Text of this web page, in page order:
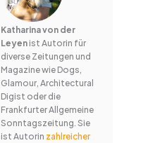
Katharina von der
Leyenist Autorin für
diverse Zeitungen und
Magazine wie Dogs,
Glamour, Architectural
Digist oder die
Frankfurter Allgemeine
Sonntagszeitung. Sie
ist Autorin zahlreicher